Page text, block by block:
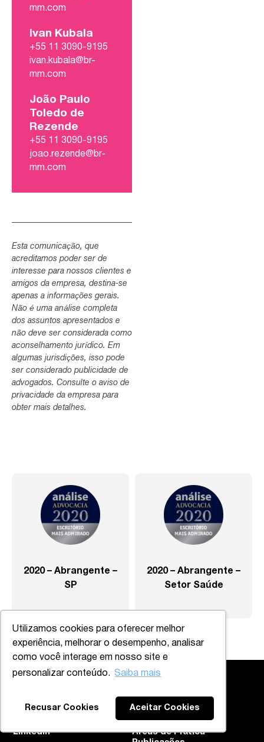
Utilizamos cookies para oferecer melhor
experiência, melhorar o desempenho, analisar
como você interage em nosso site e
personalizar conteúdo. Saiba mais
Recusar Cookies Aceitar Cookies
mm.com
Ivan Kubala
+55 11 3090-9195
ivan.kubala@br-
mm.com
João Paulo
Toledo de
Rezende
+55 11 3090-9195
joao.rezende@br-
mm.com
Esta comunicação, que
acreditamos poder ser de
interesse para nossos clientes e
amigos da empresa, destina-se
apenas a informações gerais.
Não é uma análise completa
dos assuntos apresentados e
não deve ser considerada como
aconselhamento jurídico. Em
algumas jurisdições, isso pode
ser considerado publicidade de
advogados. Consulte o aviso de
privacidade da empresa para
obter mais detalhes.
2020 – Abrangente –
SP
2020 – Abrangente –
Setor Saúde
EXPLORE
Profissionais
Áreas de Prática
CONECTE-SE
Linkedin